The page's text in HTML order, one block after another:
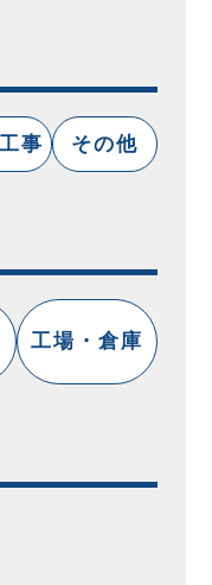
事 その他
工場・倉庫